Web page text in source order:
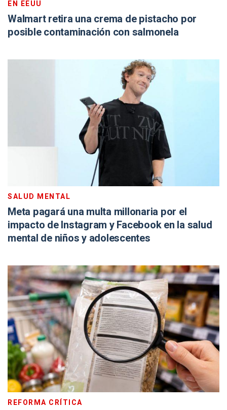
EN EEUU
Walmart retira una crema de pistacho por
posible contaminación con salmonela
SALUD MENTAL
Meta pagará una multa millonaria por el
impacto de Instagram y Facebook en la salud
mental de niños y adolescentes
REFORMA CRÍTICA